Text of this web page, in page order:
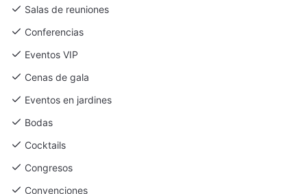
Salas de reuniones
Conferencias
Eventos VIP
Cenas de gala
Eventos en jardines
Bodas
Cocktails
Congresos
Convenciones